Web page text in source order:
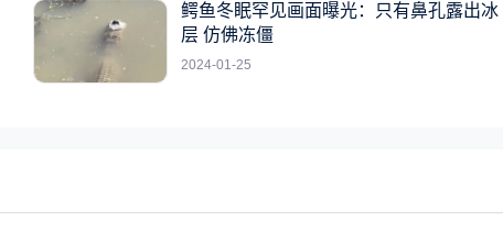
鳄鱼冬眠罕见画面曝光：只有鼻孔露出冰
层 仿佛冻僵
2024-01-25